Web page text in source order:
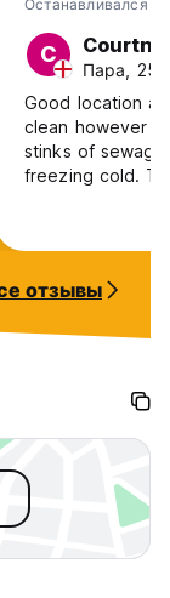
Останавливался в
C
Пара, 25-
Good location
clean however
stinks of
freezing cold.
us checking out
отзывы